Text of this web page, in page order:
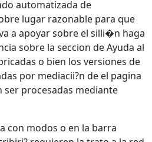
automatizada de
lugar razonable para que
a apoyar sobre el silli�n haga
sobre la seccion de Ayuda al
o bien los versiones de
por mediacii?n de el pagina
procesadas mediante
con modos o en la barra